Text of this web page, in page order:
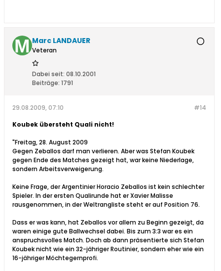
Marc LANDAUER
Veteran
Dabei seit: 08.10.2001
Beiträge: 1791
#14
29.08.2009, 07:10
Koubek übersteht Quali nicht!
"Freitag, 28. August 2009
Gegen Zeballos darf man verlieren. Aber was Stefan Koubek
gegen Ende des Matches gezeigt hat, war keine Niederlage,
sondern Arbeitsverweigerung.
Keine Frage, der Argentinier Horacio Zeballos ist kein schlechter
Spieler. In der ersten Qualirunde hat er Xavier Malisse
rausgenommen, in der Weltrangliste steht er auf Position 76.
Dass er was kann, hat Zeballos vor allem zu Beginn gezeigt, da
waren einige gute Ballwechsel dabei. Bis zum 3:3 war es ein
anspruchsvolles Match. Doch ab dann präsentierte sich Stefan
Koubek nicht wie ein 32-jähriger Routinier, sondern eher wie ein
16-jähriger Möchtegernprofi.